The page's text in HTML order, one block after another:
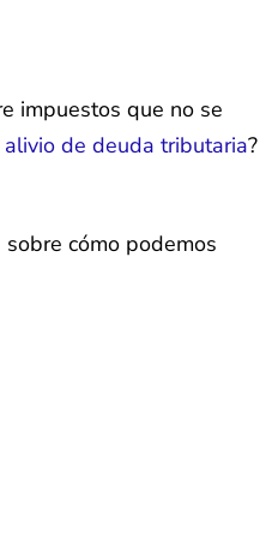
impuestos que no se
de deuda tributaria?
cómo podemos